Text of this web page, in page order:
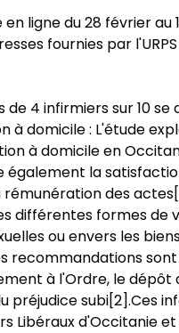
ligne du 28 février au
fournies par
de 4 infirmiers sur 10
à domicile : L'étude
à domicile en
également la
des
différentes formes de
ou envers les
recommandations
à l'Ordre, le
subi[2].Ces
Libéraux d'Occitanie